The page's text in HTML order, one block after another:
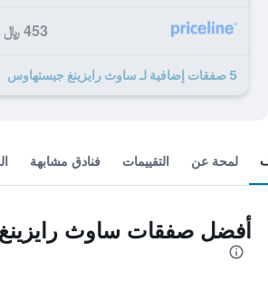
453 ﷼
5 صفقات إضافية لـ ساوث رايزينغ جيستهاوس
لمحة عن التقييمات فنادق مشابهة
أفضل صفقات ساوث